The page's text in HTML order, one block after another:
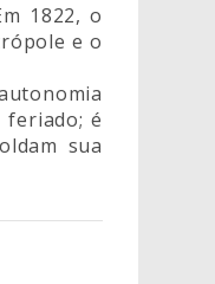
1822, o
e o
feriado; é
sua